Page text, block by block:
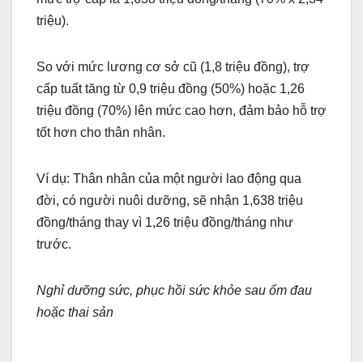
triệu).
So với mức lương cơ sở cũ (1,8 triệu đồng), trợ
cấp tuất tăng từ 0,9 triệu đồng (50%) hoặc 1,26
triệu đồng (70%) lên mức cao hơn, đảm bảo hỗ trợ
tốt hơn cho thân nhân.
Ví dụ: Thân nhân của một người lao động qua
đời, có người nuôi dưỡng, sẽ nhận 1,638 triệu
đồng/tháng thay vì 1,26 triệu đồng/tháng như
trước.
Nghỉ dưỡng sức, phục hồi sức khỏe sau ốm đau
hoặc thai sản